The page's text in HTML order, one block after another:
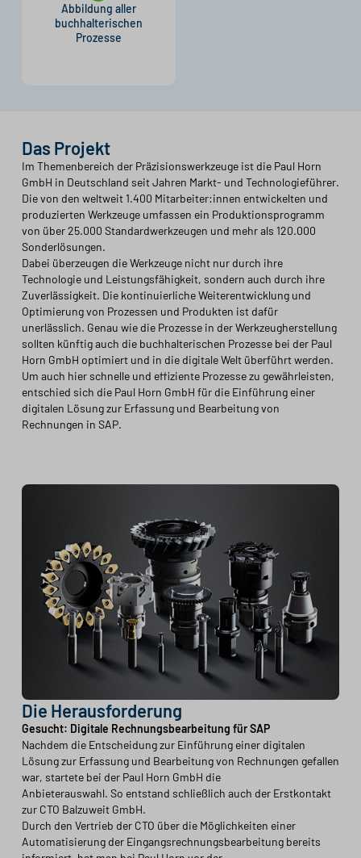
Abbildung aller
buchhalterischen
Prozesse
Das Projekt
Im Themenbereich der Präzisionswerkzeuge ist die Paul Horn
GmbH in Deutschland seit Jahren Markt- und Technologieführer.
Die von den weltweit 1.400 Mitarbeiter:innen entwickelten und
produzierten Werkzeuge umfassen ein Produktionsprogramm
von über 25.000 Standardwerkzeugen und mehr als 120.000
Sonderlösungen.
Dabei überzeugen die Werkzeuge nicht nur durch ihre
Technologie und Leistungsfähigkeit, sondern auch durch ihre
Zuverlässigkeit. Die kontinuierliche Weiterentwicklung und
Optimierung von Prozessen und Produkten ist dafür
unerlässlich. Genau wie die Prozesse in der Werkzeugherstellung
sollten künftig auch die buchhalterischen Prozesse bei der Paul
Horn GmbH optimiert und in die digitale Welt überführt werden.
Um auch hier schnelle und effiziente Prozesse zu gewährleisten,
entschied sich die Paul Horn GmbH für die Einführung einer
digitalen Lösung zur Erfassung und Bearbeitung von
Rechnungen in SAP.
Die Herausforderung
Gesucht: Digitale Rechnungsbearbeitung für SAP
Nachdem die Entscheidung zur Einführung einer digitalen
Lösung zur Erfassung und Bearbeitung von Rechnungen gefallen
war, startete bei der Paul Horn GmbH die
Anbieterauswahl. So entstand schließlich auch der Erstkontakt
zur CTO Balzuweit GmbH.
Durch den Vertrieb der CTO über die Möglichkeiten einer
Automatisierung der Eingangsrechnungsbearbeitung bereits